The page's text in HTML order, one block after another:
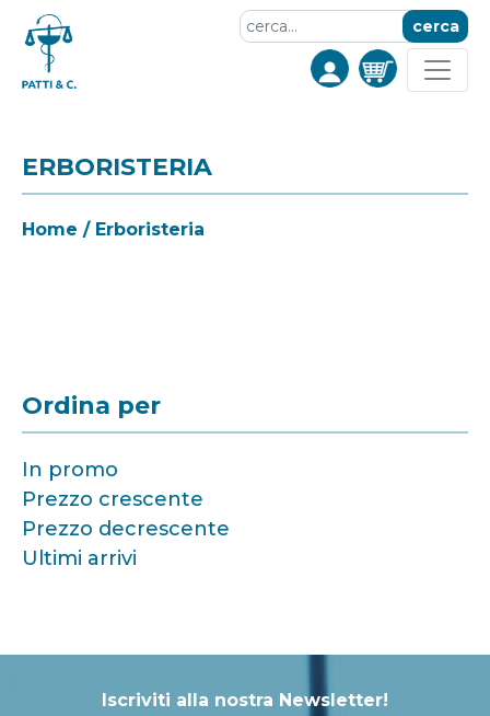
cerca
Ordina per
In promo
Prezzo crescente
Prezzo decrescente
Ultimi arrivi
ERBORISTERIA
Home / Erboristeria
Iscriviti alla nostra Newsletter!